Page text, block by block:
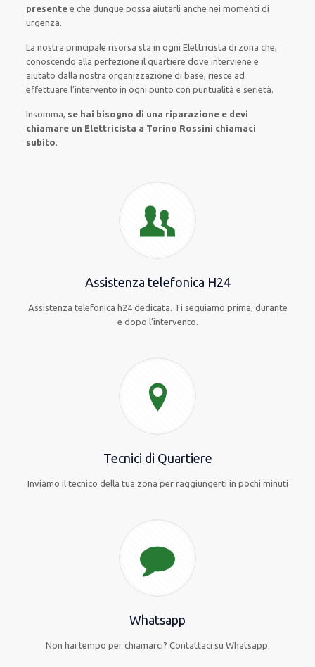
presente e chedunque possa aiutarli anchenei momenti di
urgenza.
La nostra principale risorsa sta in ogni Elettricista di zona che,
conoscendo alla perfezione il quartiere dove interviene e
aiutato dalla nostra organizzazione di base, riesce ad
effettuare l’intervento in ogni punto con puntualità e serietà.
Insomma, se hai bisogno di una riparazione e devi
chiamare un Elettricista a Torino Rossini chiamaci
subito.
Assistenza telefonica H24
Assistenza telefonica h24 dedicata. Ti seguiamo prima, durante
e dopo l’intervento.
Tecnici di Quartiere
Inviamo il tecnico della tua zona per raggiungerti in pochi minuti
Whatsapp
Non hai tempo per chiamarci? Contattaci su Whatsapp.